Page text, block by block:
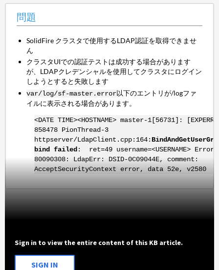
問題
SolidFire クラスタで使用するLDAP認証を取得できませ
ん
クラスタUIでの認証テストは成功する場合があります
が、LDAPクレデンシャルを使用してクラスタにログイン
しようとすると失敗します
var/log/sf-master.error以下のエントリが/logファ
イルに表示される場合があります。
<DATE TIME><HOSTNAME> master-1[56731]:
858478 PionThread-3
httpserver/LdapClient.cpp:164:
bind failed: ret=49 username=<USERNAME> Error:
80090308: LdapErr: DSID-0C09044E, comment:
AcceptSecurityContext error, data 52e, v2580
Sign in to view the entire content of this KB article.
SIGN IN